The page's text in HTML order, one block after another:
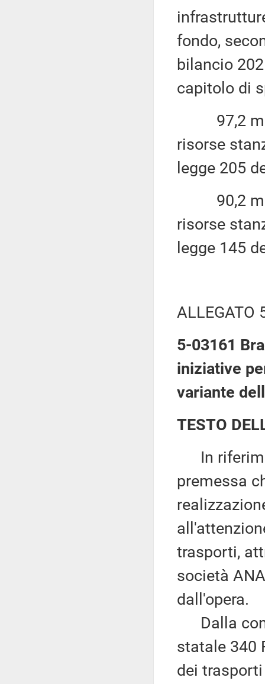
fondo,
bilancio
capitolo di
97,2
risorse
legge 205
90,2
risorse
legge 145
ALLEGATO
5-03161
iniziative
variante
TESTO
In
premessa
trasporti,
società
dall'opera.
Dalla
statale 340
dei